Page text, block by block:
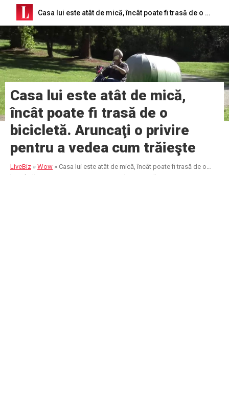
Casa lui este atât de mică, încât poate fi trasă de o bicicletă. Aruncaţi o privire pentru a vedea cum trăieşte
Casa lui este atât de mică,
încât poate fi trasă de o
bicicletă. Aruncaţi o privire
pentru a vedea cum trăieşte
LiveBiz » Wow » Casa lui este atât de mică, încât poate fi trasă de o
bicicletă. Aruncaţi o privire pentru a vedea cum trăieşte